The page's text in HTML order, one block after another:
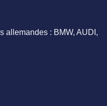
allemandes : BMW, AUDI,